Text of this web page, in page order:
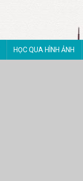
HỌC QUA HÌNH ẢNH